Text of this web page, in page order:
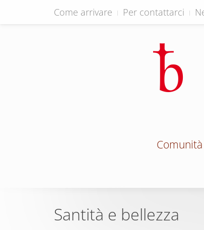
Come arrivare Per contattarci
Comunità
Santità e bellezza